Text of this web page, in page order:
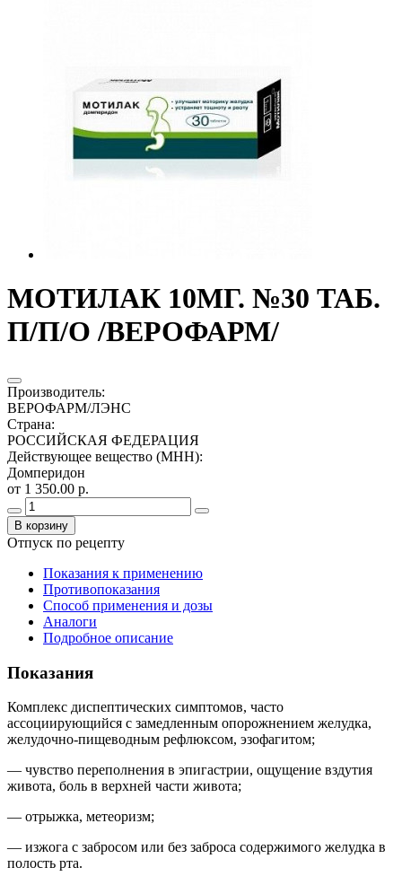
МОТИЛАК 10МГ. №30 ТАБ.
П/П/О /ВЕРОФАРМ/
Производитель:
ВЕРОФАРМ/ЛЭНС
Страна:
РОССИЙСКАЯ ФЕДЕРАЦИЯ
Действующее вещество (МНН):
Домперидон
от 1 350.00 р.
В корзину
Отпуск по рецепту
Показания к применению
Противопоказания
Способ применения и дозы
Аналоги
Подробное описание
Показания
Комплекс диспептических симптомов, часто
ассоциирующийся с замедленным опорожнением желудка,
желудочно-пищеводным рефлюксом, эзофагитом;
— чувство переполнения в эпигастрии, ощущение вздутия
живота, боль в верхней части живота;
— отрыжка, метеоризм;
— изжога с забросом или без заброса содержимого желудка в
полость рта.